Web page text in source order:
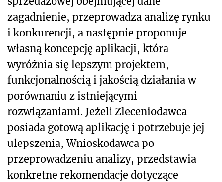
zagadnienie, przeprowadza analizę rynku
i konkurencji, a następnie proponuje
własną koncepcję aplikacji, która
wyróżnia się lepszym projektem,
funkcjonalnością i jakością działania w
porównaniu z istniejącymi
rozwiązaniami. Jeżeli Zleceniodawca
posiada gotową aplikację i potrzebuje jej
ulepszenia, Wnioskodawca po
przeprowadzeniu analizy, przedstawia
konkretne rekomendacje dotyczące